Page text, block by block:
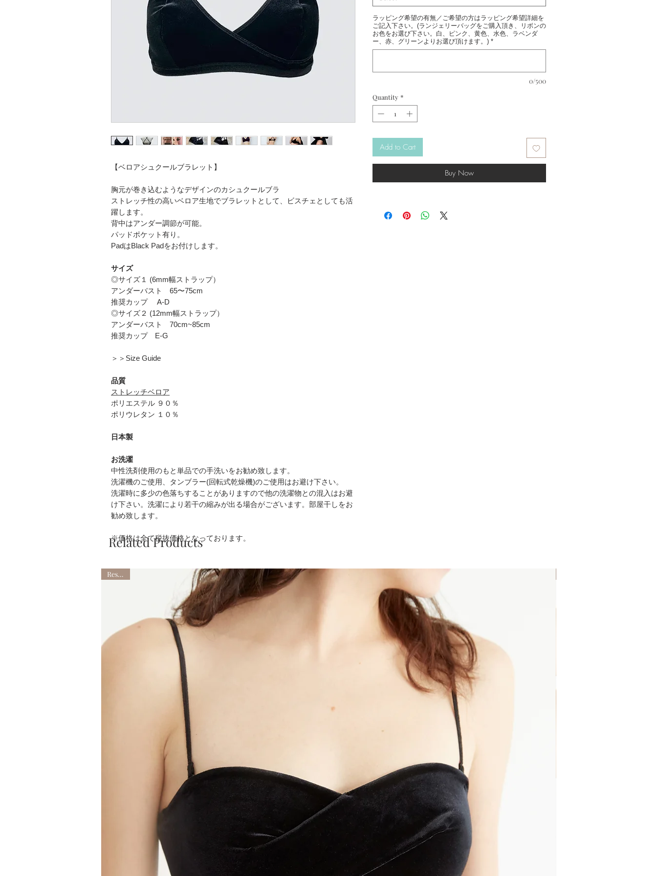
【ベロアシュクールブラレット】
胸元が巻き込むようなデザインのカシュクールブラ
ストレッチ性の高いベロア生地でブラレットとして、ビスチェとしても活
躍します。
背中はアンダー調節が可能。
パッドポケット有り。
PadはBlack Padをお付けします。
サイズ
◎サイズ１ (6mm幅ストラップ）
アンダーバスト 65〜75cm
推奨カップ A-D
◎サイズ２ (12mm幅ストラップ）
アンダーバスト 70cm~85cm
推奨カップ E-G
＞＞Size Guide
品質
ストレッチベロア
ポリエステル ９０％
ポリウレタン １０％
日本製
お洗濯
中性洗剤使用のもと単品での手洗いをお勧め致します。
洗濯機のご使用、タンブラー(回転式乾燥機)のご使用はお避け下さい。
洗濯時に多少の色落ちすることがありますので他の洗濯物との混入はお避
け下さい。洗濯により若干の縮みが出る場合がございます。部屋干しをお
勧め致します。
※価格は全て税抜価格となっております。
ラッピング希望の有無／ご希望の方はラッピング希望詳細を
ご記入下さい。(ランジェリーバッグをご購入頂き、リボンの
お色をお選び下さい。白、ピンク、黄色、水色、ラベンダ
ー、赤、グリーンよりお選び頂けます。) *
0/500
Quantity *
Add to Cart
Buy Now
Related Products
Restock